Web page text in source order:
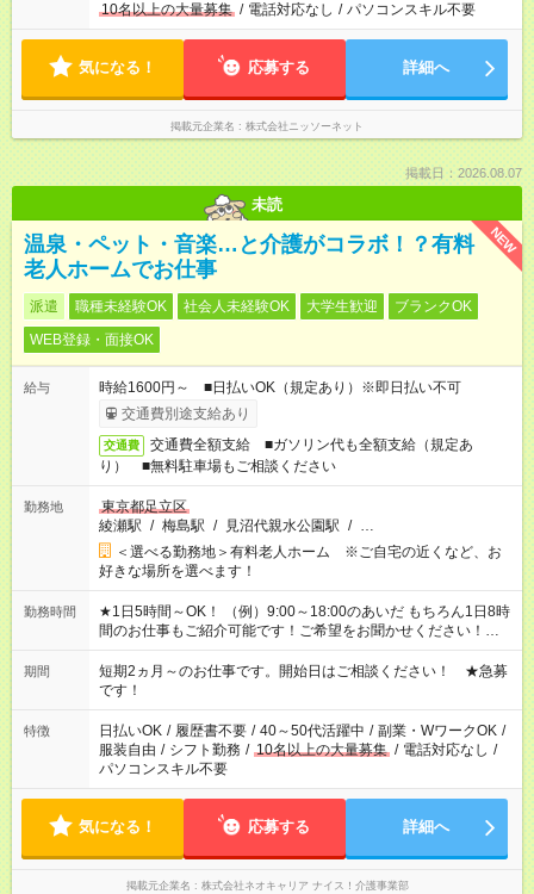
10名以上の大量募集 / 電話対応なし / パソコンスキル不要
気になる！ 応募する 詳細へ
掲載元企業名 株式会社ニッソーネット
掲載日：2026.08.07
未読
NEW
温泉・ペット・音楽…と介護がコラボ！？有料
老人ホームでお仕事
派遣 職種未経験OK 社会人未経験OK 大学生歓迎
ブランクOK
WEB登録・面接OK
給与
時給1600円～ ■日払いOK（規定あり）※即日払い不可
交通費別途支給あり
交通費
交通費全額支給 ■ガソリン代も全額支給（規定あ
り） ■無料駐車場もご相談ください
勤務地
東京都足立区
綾瀬駅 / 梅島駅 / 見沼代親水公園駅 / …
＜選べる勤務地＞有料老人ホーム ※ご自宅の近くなど、お
好きな場所を選べます！
勤務時間
★1日5時間～OK！ （例）9:00～18:00のあいだ もちろん1日8時
間のお仕事もご紹介可能です！ご希望をお聞かせください！★家
庭の都合でお休みが必要な場合も遠慮なくご相談ください。 ※
週最低15時間以上の勤務が必要です
期間
短期2ヵ月～のお仕事です。開始日はご相談ください！ ★急募
です！
特徴 日払いOK / 履歴書不要 / 40～50代活躍中 / 副業・WワークOK /
服装自由 / シフト勤務 / 10名以上の大量募集 / 電話対応なし /
パソコンスキル不要
気になる！ 応募する 詳細へ
掲載元企業名 株式会社ネオキャリア ナイス！介護事業部